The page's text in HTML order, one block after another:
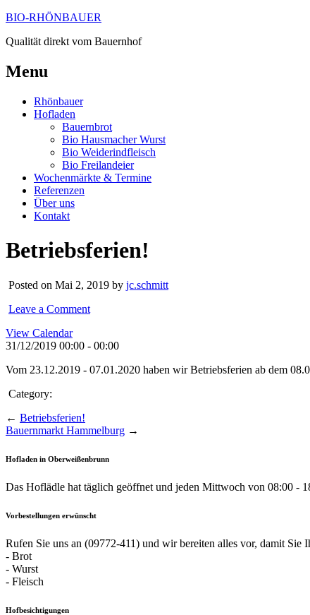
BIO-RHÖNBAUER
Qualität direkt vom Bauernhof
Menu
Rhönbauer
Hofladen
Bauernbrot
Bio Hausmacher Wurst
Bio Weiderindfleisch
Bio Freilandeier
Wochenmärkte & Termine
Referenzen
Über uns
Kontakt
Betriebsferien!
Posted on Mai 2, 2019 by jc.schmitt
Leave a Comment
View Calendar
31/12/2019 00:00 - 00:00
Vom 23.12.2019 - 07.01.2020 haben wir Betriebsferien ab dem
Category:
← Betriebsferien!
Bauernmarkt Hammelburg →
Hofladen in Oberweißenbrunn
Das Hoflädle hat täglich geöffnet und jeden Mittwoch von 08:00 -
Vorbestellungen erwünscht
Rufen Sie uns an (09772-411) und wir bereiten alles vor, damit Sie
- Brot
- Wurst
- Fleisch
Hofbesichtigungen